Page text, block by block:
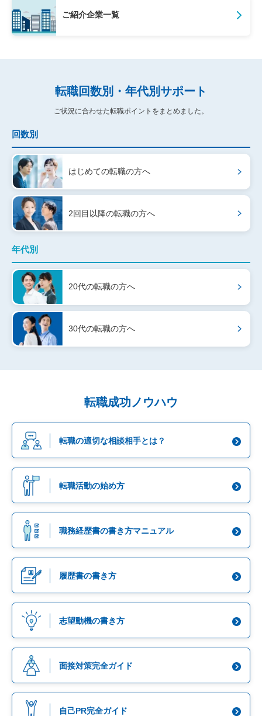
ご紹介企業一覧
転職回数別・年代別サポート
ご状況に合わせた転職ポイントをまとめました。
回数別
はじめての転職の方へ
2回目以降の転職の方へ
年代別
20代の転職の方へ
30代の転職の方へ
転職成功ノウハウ
転職の適切な相談相手とは？
転職活動の始め方
職務経歴書の書き方マニュアル
履歴書の書き方
志望動機の書き方
面接対策完全ガイド
自己PR完全ガイド